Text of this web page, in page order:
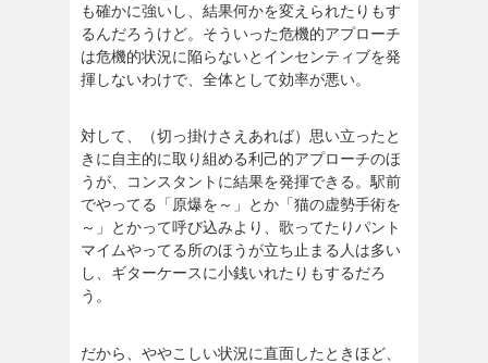
も確かに強いし、結果何かを変えられたりもす
るんだろうけど。そういった危機的アプローチ
は危機的状況に陥らないとインセンティブを発
揮しないわけで、全体として効率が悪い。
対して、（切っ掛けさえあれば）思い立ったと
きに自主的に取り組める利己的アプローチのほ
うが、コンスタントに結果を発揮できる。駅前
でやってる「原爆を～」とか「猫の虚勢手術を
～」とかって呼び込みより、歌ってたりパント
マイムやってる所のほうが立ち止まる人は多い
し、ギターケースに小銭いれたりもするだろ
う。
だから、ややこしい状況に直面したときほど、